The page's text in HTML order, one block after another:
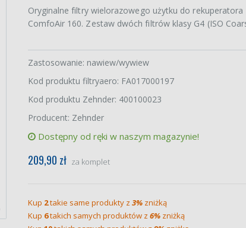
Oryginalne filtry wielorazowego użytku do rekuperatora
ComfoAir 160. Zestaw dwóch filtrów klasy G4 (ISO
Zastosowanie: nawiew/wywiew
Kod produktu filtryaero: FA017000197
Kod produktu Zehnder: 400100023
Producent: Zehnder
Dostępny od ręki w naszym magazynie!
209,90 zł za komplet
Kup 2takie same produkty z 3%zniżką
Kup 6takich samych produktów z 6%zniżką